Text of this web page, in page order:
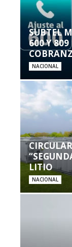
SUBTEL
600 Y 809
NACIONAL
LITIO
NACIONAL